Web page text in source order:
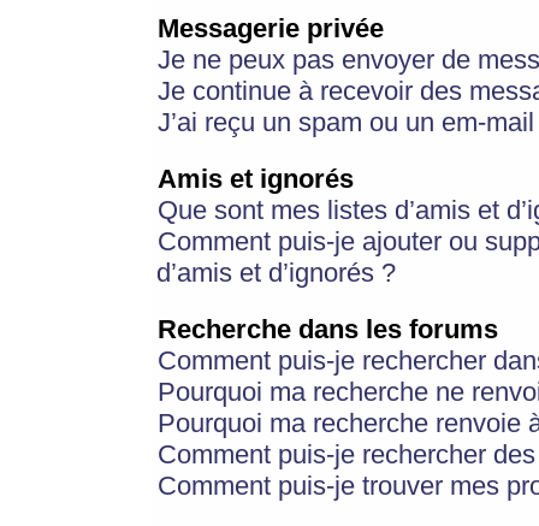
Messagerie privée
Je ne peux pas envoyer de
Je continue à recevoir des
J’ai reçu un spam ou un em-
Amis et ignorés
Que sont mes listes d’amis et
Comment puis-je ajouter ou
d’amis et d’ignorés ?
Recherche dans les forums
Comment puis-je rechercher
Pourquoi ma recherche ne
Pourquoi ma recherche renvoie
Comment puis-je rechercher
Comment puis-je trouver mes